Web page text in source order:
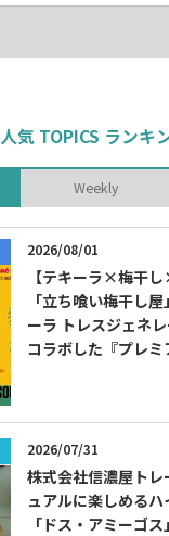
人気 TOPICS ランキ
Weekly
2026/08/01
【テキーラ×梅干
「立ち喰い梅干し
ーラ トレスジェネ
コラボした『プレ
2026/07/31
株式会社信濃屋ト
ュアルに楽しめる
「ドス・アミーゴス